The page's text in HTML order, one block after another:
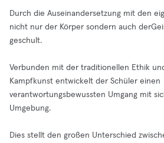
Durch die Auseinandersetzung mit den
nicht nur der Körper sondern auch
geschult.
Verbunden mit der traditionellen Ethik
Kampfkunst entwickelt der Schüler einen
verantwortungsbewussten Umgang mit
Umgebung.
Dies stellt den großen Unterschied